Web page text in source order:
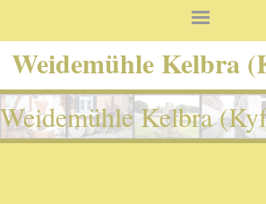
Weidemühle Kelbra
Weidemühle Kelbra